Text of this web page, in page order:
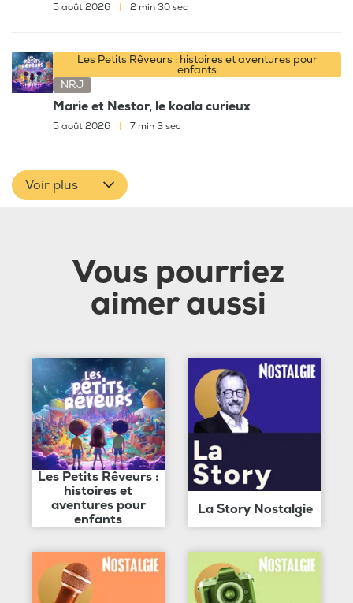
5 août 2026 | 2 min 30 sec
Les Petits Rêveurs : histoires et aventures pour
enfants
NRJ
Marie et Nestor, le koala curieux
5 août 2026 7 min 3 sec
Voir plus
Vous pourriez
aimer aussi
Les Petits Rêveurs :
histoires et
aventures pour
enfants
La Story Nostalgie